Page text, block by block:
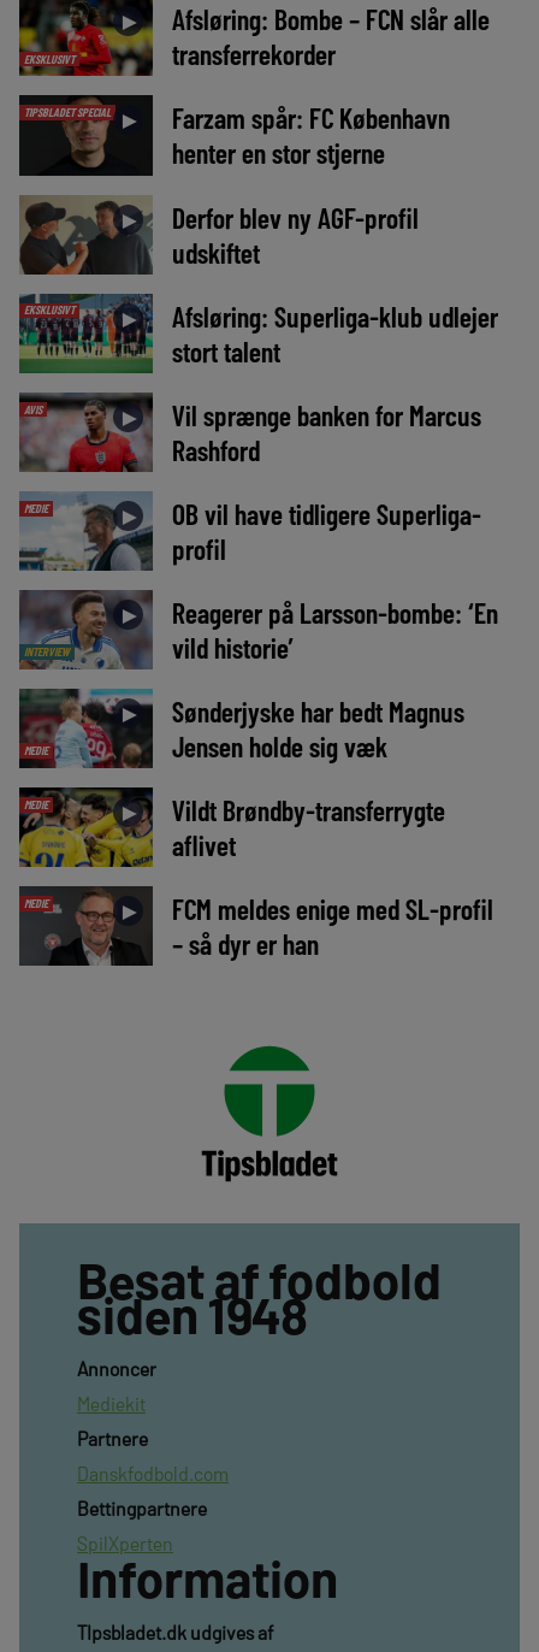
EKSKLUSIVT
►
Afsløring: Bombe – FCN slår alle
transferrekorder
TIPSBLADET SPECIAL ►
Farzam spår: FC København
henter en stor stjerne
►
Derfor blev ny AGF-profil
udskiftet
EKSKLUSIVT ►
Afsløring: Superliga-klub udlejer
stort talent
AVIS ►
Vil sprænge banken for Marcus
Rashford
MEDIE ►
OB vil have tidligere Superliga-
profil
INTERVIEW
►
Reagerer på Larsson-bombe: ‘En
vild historie’
MEDIE
►
Sønderjyske har bedt Magnus
Jensen holde sig væk
MEDIE ►
Vildt Brøndby-transferrygte
aflivet
MEDIE ►
FCM meldes enige med SL-profil
– så dyr er han
Besat af fodbold
siden 1948
Annoncer
Mediekit
Partnere
Danskfodbold.com
Bettingpartnere
SpilXperten
Information
TIpsbladet.dk udgives af